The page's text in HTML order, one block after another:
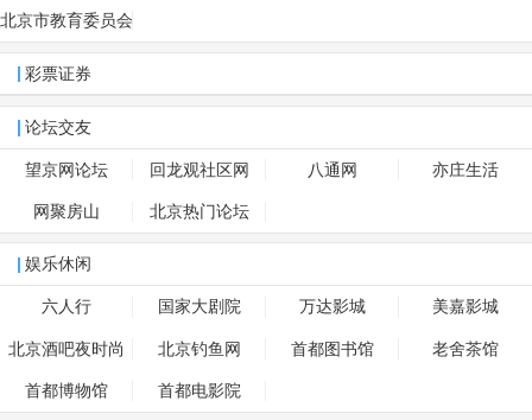
北京市教育委员会
彩票证券
论坛交友
望京网论坛 回龙观社区网 八通网 亦庄生活
网聚房山 北京热门论坛
娱乐休闲
六人行 国家大剧院 万达影城 美嘉影城
北京酒吧夜时尚 北京钓鱼网 首都图书馆 老舍茶馆
首都博物馆 首都电影院